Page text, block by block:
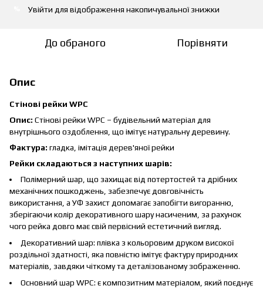
Увійти для відображення накопичувальної знижки
До обраного Порівняти
Опис
Стінові рейки WPC
Опис: Стінові рейки WPC – будівельний матеріал для
внутрішнього оздоблення, що імітує натуральну деревину.
Фактура: гладка, імітація дерев'яної рейки
Рейки складаються з наступних шарів:
Полімерний шар, що захищає від потертостей та дрібних
механічних пошкоджень, забезпечує довговічність
використання, а УФ захист допомагає запобігти вигоранню,
зберігаючи колір декоративного шару насиченим, за рахунок
чого рейка довго має свій первісний естетичний вигляд.
Декоративний шар: плівка з кольоровим друком високої
роздільної здатності, яка повністю імітує фактуру природних
матеріалів, завдяки чіткому та деталізованому зображенню.
Основний шар WPC: є композитним матеріалом, який поєднує